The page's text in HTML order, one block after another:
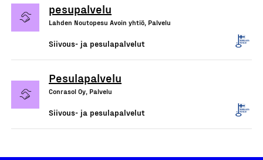
pesupalvelu
Lahden Noutopesu Avoin yhtiö, Palvelu
Siivous- ja pesulapalvelut
Pesulapalvelu
Conrasol Oy, Palvelu
Siivous- ja pesulapalvelut